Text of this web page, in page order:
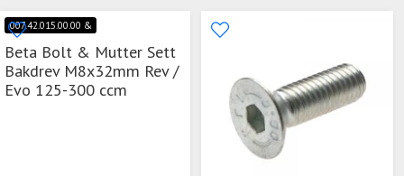
007.42.015.00.00 &
Beta Bolt & Mutter Sett
Bakdrev M8x32mm Rev /
Evo 125-300 ccm